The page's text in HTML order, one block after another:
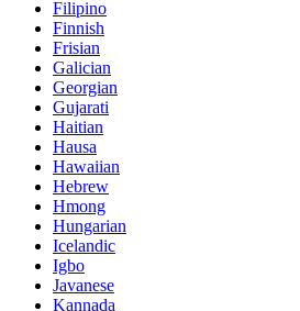
Filipino
Finnish
Frisian
Galician
Georgian
Gujarati
Haitian
Hausa
Hawaiian
Hebrew
Hmong
Hungarian
Icelandic
Igbo
Javanese
Kannada